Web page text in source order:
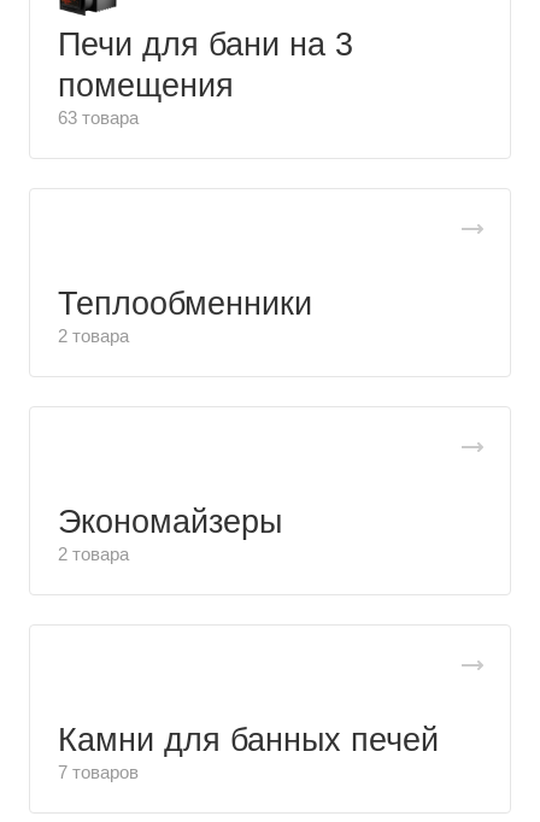
Печи для бани на 3
помещения
63 товара
Теплообменники
2 товара
Экономайзеры
2 товара
Камни для банных печей
7 товаров